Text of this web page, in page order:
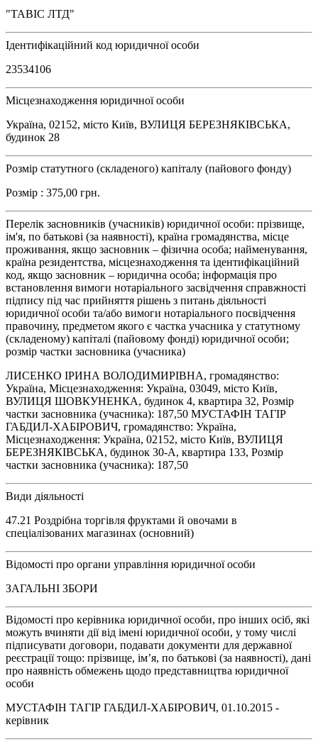
"ТАВІС ЛТД"
Ідентифікаційний код юридичної особи
23534106
Місцезнаходження юридичної особи
Україна, 02152, місто Київ, ВУЛИЦЯ БЕРЕЗНЯКІВСЬКА,
будинок 28
Розмір статутного (складеного) капіталу (пайового фонду)
Розмір : 375,00 грн.
Перелік засновників (учасників) юридичної особи: прізвище,
ім'я, по батькові (за наявності), країна громадянства, місце
проживання, якщо засновник – фізична особа; найменування,
країна резидентства, місцезнаходження та ідентифікаційний
код, якщо засновник – юридична особа; інформація про
встановлення вимоги нотаріального засвідчення справжності
підпису під час прийняття рішень з питань діяльності
юридичної особи та/або вимоги нотаріального посвідчення
правочину, предметом якого є частка учасника у статутному
(складеному) капіталі (пайовому фонді) юридичної особи;
розмір частки засновника (учасника)
ЛИСЕНКО ІРИНА ВОЛОДИМИРІВНА, громадянство:
Україна, Місцезнаходження: Україна, 03049, місто Київ,
ВУЛИЦЯ ШОВКУНЕНКА, будинок 4, квартира 32, Розмір
частки засновника (учасника): 187,50 МУСТАФІН ТАГІР
ГАБДИЛ-ХАБІРОВИЧ, громадянство: Україна,
Місцезнаходження: Україна, 02152, місто Київ, ВУЛИЦЯ
БЕРЕЗНЯКІВСЬКА, будинок 30-А, квартира 133, Розмір
частки засновника (учасника): 187,50
Види діяльності
47.21 Роздрібна торгівля фруктами й овочами в
спеціалізованих магазинах (основний)
Відомості про органи управління юридичної особи
ЗАГАЛЬНІ ЗБОРИ
Відомості про керівника юридичної особи, про інших осіб, які
можуть вчиняти дії від імені юридичної особи, у тому числі
підписувати договори, подавати документи для державної
реєстрації тощо: прізвище, ім’я, по батькові (за наявності), дані
про наявність обмежень щодо представництва юридичної
особи
МУСТАФІН ТАГІР ГАБДИЛ-ХАБІРОВИЧ, 01.10.2015 -
керівник